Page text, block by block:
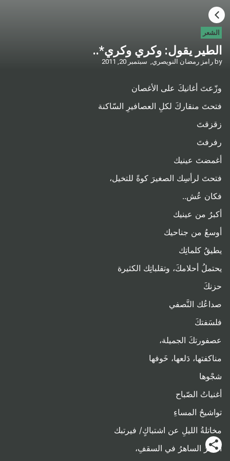
الشعر
الطير يقول: وكري وكري*..
by رامز رمضان النويصري, سبتمبر 20, 2011
وزّعتَ أغانيكَ على الأغصان
فتحتَ منقاركَ لكلِ العصافيرِ السّاكنة
زقزقتَ
رفرفتَ
أغمضتَ عينيك
فتحتَ لرأسِك الصغيرَ كوةً للتخيل،
فكان عُش..
أكبرُ من عينيك
أوسعُ من جناحيك
يطيقُ كلماتِك
يحتملُ أحلامكَ، وتقلباتِك الكثيرة
حزنكَ
صداعُك النَّصفي
فلسَفتكَ
عصفورتكَ الجميلة،
مناكفتها، دَلعها، خَوفها
شجْوها
أغنياتُ الصّباح
تواشيحُ المساءِ
مخاتلةُ الليلِ عن اشتباكٍ/ فيرتبك
القمرُ الساهرُ في السقفِ،
HOME
CATEGORIES
GO TO
VISIT WEBSITE